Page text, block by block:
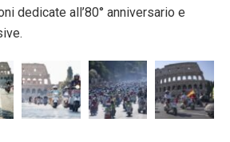
dedicate all’80° anniversario e